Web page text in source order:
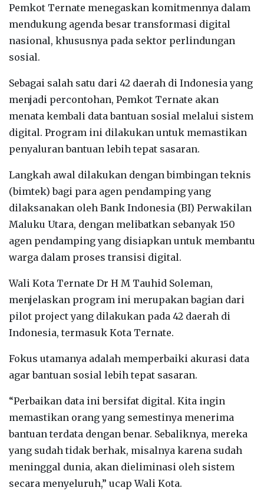
Pemkot Ternate menegaskan komitmennya dalam
mendukung agenda besar transformasi digital
nasional, khususnya pada sektor perlindungan
sosial.
Sebagai salah satu dari 42 daerah di Indonesia yang
menjadi percontohan, Pemkot Ternate akan
menata kembali data bantuan sosial melalui sistem
digital. Program ini dilakukan untuk memastikan
penyaluran bantuan lebih tepat sasaran.
Langkah awal dilakukan dengan bimbingan teknis
(bimtek) bagi para agen pendamping yang
dilaksanakan oleh Bank Indonesia (BI) Perwakilan
Maluku Utara, dengan melibatkan sebanyak 150
agen pendamping yang disiapkan untuk membantu
warga dalam proses transisi digital.
Wali Kota Ternate Dr H M Tauhid Soleman,
menjelaskan program ini merupakan bagian dari
pilot project yang dilakukan pada 42 daerah di
Indonesia, termasuk Kota Ternate.
Fokus utamanya adalah memperbaiki akurasi data
agar bantuan sosial lebih tepat sasaran.
“Perbaikan data ini bersifat digital. Kita ingin
memastikan orang yang semestinya menerima
bantuan terdata dengan benar. Sebaliknya, mereka
yang sudah tidak berhak, misalnya karena sudah
meninggal dunia, akan dieliminasi oleh sistem
secara menyeluruh,” ucap Wali Kota.